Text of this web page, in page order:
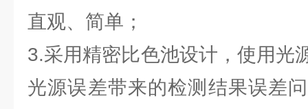
直观、简单；
3.采用精密比色池设计，使用光
光源误差带来的检测结果误差